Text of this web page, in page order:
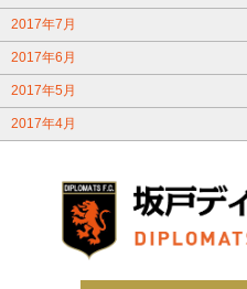
2017年7月
2017年6月
2017年5月
2017年4月